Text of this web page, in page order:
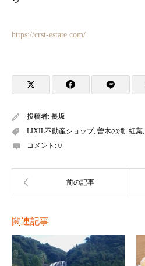
https://crst-estate.com/
投稿者: 長坂
LIXIL不動産ショップ, 曽木の滝, 紅葉,
コメント: 0
関連記事